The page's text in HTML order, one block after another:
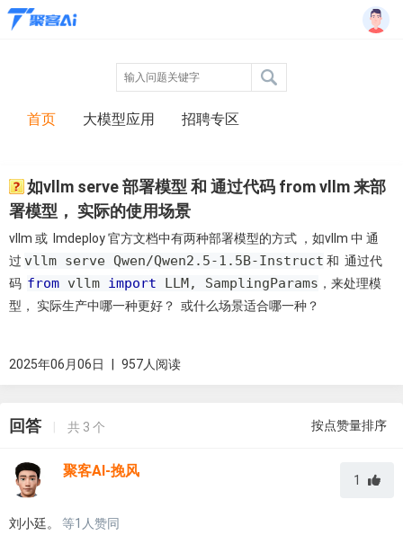
首页 大模型应用 招聘专区
如vllm serve 部署模型 和 通过代码 from vllm 来部
署模型， 实际的使用场景
vllm 或 lmdeploy 官方文档中有两种部署模型的方式 ，如vllm 中 通
过 vllm serve Qwen/Qwen2.5-1.5B-Instruct 和 通过代
码 from vllm import LLM, SamplingParams ，来处理模
型， 实际生产中哪一种更好？ 或什么场景适合哪一种？
2025年06月06日 957人阅读
回答 | 共 3 个 按点赞量排序
聚客AI-挽风
1
刘小廷。 等1 人赞同